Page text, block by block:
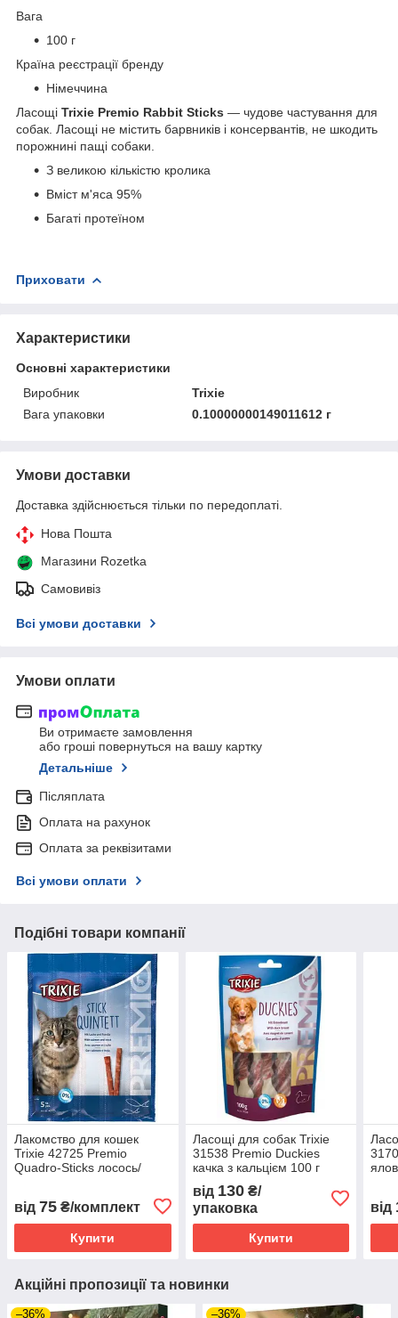
Вага
100 г
Країна реєстрації бренду
Німеччина
Ласощі Trixie Premio Rabbit Sticks — чудове частування для
собак. Ласощі не містить барвників і консервантів, не шкодить
порожнині пащі собаки.
З великою кількістю кролика
Вміст м'яса 95%
Багаті протеїном
Приховати
Характеристики
Основні характеристики
Виробник
Trixie
Вага упаковки
0.10000000149011612 г
Умови доставки
Доставка здійснюється тільки по передоплаті.
Нова Пошта
Магазини Rozetka
Самовивіз
Всі умови доставки
Умови оплати
Ви отримаєте замовлення
або гроші повернуться на вашу картку
Детальніше
Післяплата
Оплата на рахунок
Оплата за реквізитами
Всі умови оплати
Подібні товари компанії
Лакомство для кошек
Trixie 42725 Premio
Quadro-Sticks лосось/
від 75 ₴/комплект
Купити
Ласощі для собак Trixie
31538 Premio Duckies
качка з кальцієм 100 г
від 130₴/
упаковка
Купити
від
Акційні пропозиції та новинки
–36% –36%